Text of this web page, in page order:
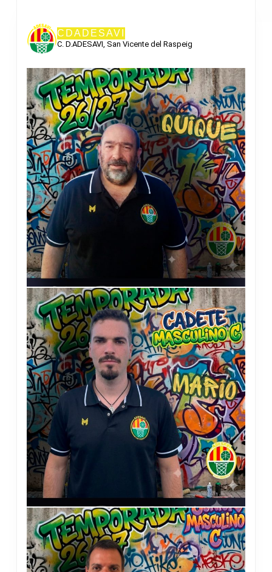
CDADESAVI
C. D.ADESAVI, San Vicente del Raspeig